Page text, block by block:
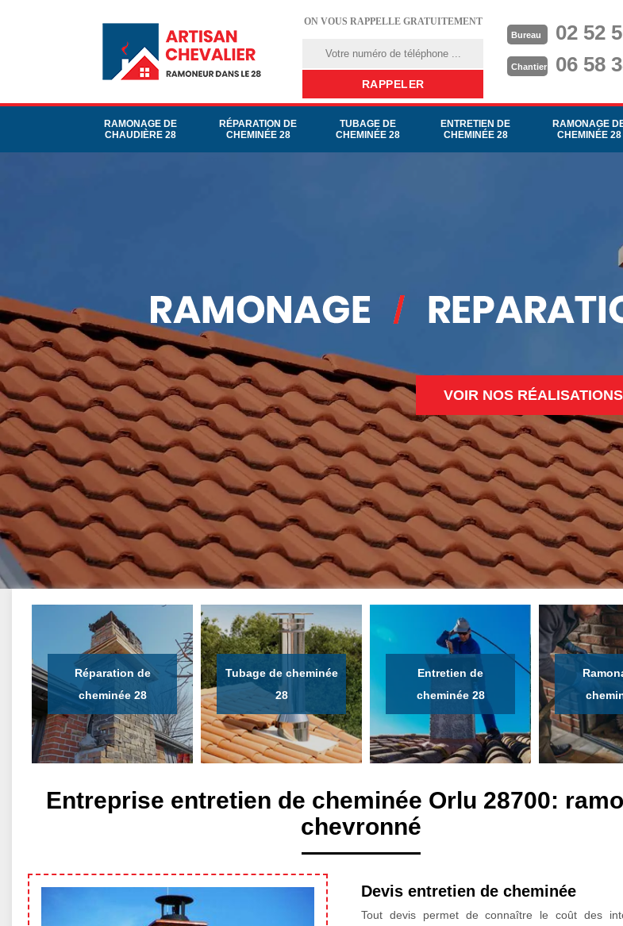
ON VOUS RAPPELLE GRATUITEMENT
Bureau 02 52
Chantier 06 58
RAMONAGE DE
CHAUDIÈRE 28
RÉPARATION DE
CHEMINÉE 28
TUBAGE DE
CHEMINÉE 28
ENTRETIEN DE
CHEMINÉE 28
RAMONAGE
CHEMINÉE 28
VOIR NOS RÉALISATIONS
Réparation de
cheminée 28
Tubage de cheminée
28
Entretien de
cheminée 28
Entreprise entretien de cheminée Orlu 28700:
chevronné
Devis entretien de cheminée
Tout devis permet de connaître le coût des